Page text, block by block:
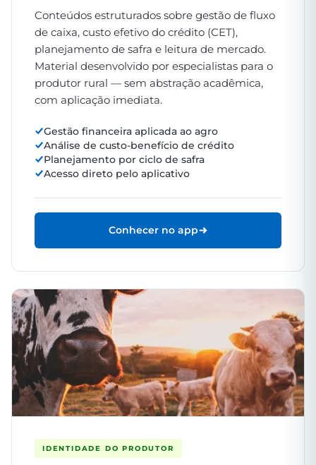
Conteúdos estruturados sobre gestão de fluxo
de caixa, custo efetivo do crédito (CET),
planejamento de safra e leitura de mercado.
Material desenvolvido por especialistas para o
produtor rural — sem abstração acadêmica,
com aplicação imediata.
Gestão financeira aplicada ao agro
Análise de custo-benefício de crédito
Planejamento por ciclo de safra
Acesso direto pelo aplicativo
Conhecer no app
IDENTIDADE DO PRODUTOR